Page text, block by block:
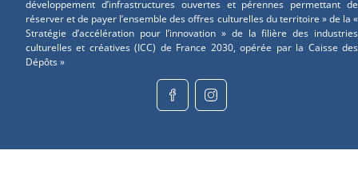
développement d’infrastructures ouvertes et pérennes permettant de
réserver et de payer l’ensemble des offres culturelles du territoire » de la «
Stratégie d’accélération pour l’innovation » de la filière des industries
culturelles et créatives (ICC) de France 2030, opérée par la Caisse des
Dépôts »